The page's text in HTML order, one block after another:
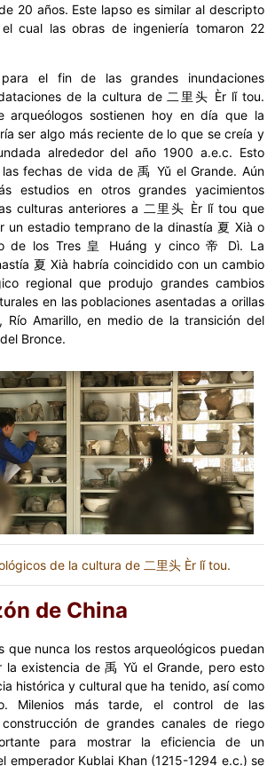
20 años. Este lapso es similar al descripto
cual las obras de ingeniería tomaron 22
para el fin de las grandes inundaciones
de la cultura de 二里头 Èr lǐ tou.
arqueólogos sostienen hoy en día que la
ser algo más reciente de lo que se creía y
alrededor del año 1900 a.e.c. Esto
fechas de vida de 禹 Yǔ el Grande. Aún
estudios en otros grandes yacimientos
culturas anteriores a 二里头 Èr lǐ tou que
un estadio temprano de la dinastía 夏 Xià o
de los Tres 皇 Huáng y cinco 帝 Dì. La
夏 Xià habría coincidido con un cambio
regional que produjo grandes cambios
en las poblaciones asentadas a orillas
Río Amarillo, en medio de la transición del
Bronce.
de la cultura de 二里头 Èr lǐ tou.
de China
que nunca los restos arqueológicos puedan
la existencia de 禹 Yǔ el Grande, pero esto
histórica y cultural que ha tenido, así como
Milenios más tarde, el control de las
de grandes canales de riego
para mostrar la eficiencia de un
emperador Kublai Khan (1215-1294 e.c.) se